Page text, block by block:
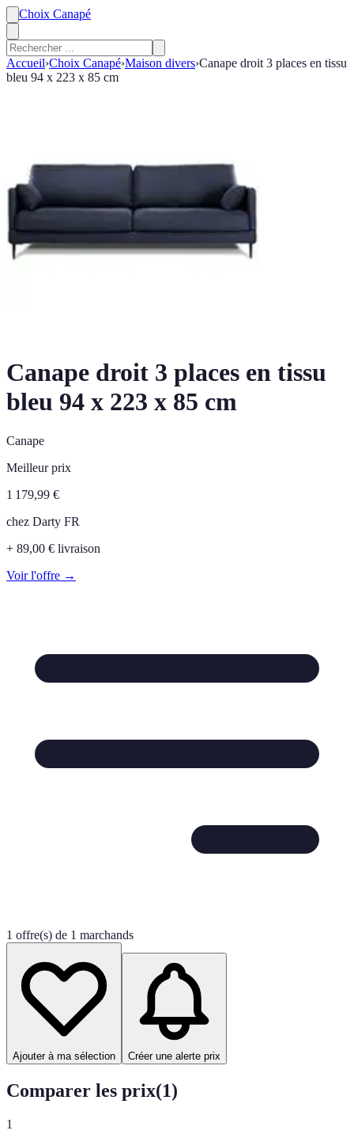
Choix Canapé
Accueil›Choix Canapé›Maison divers›Canape droit 3 places en tissu
bleu 94 x 223 x 85 cm
Canape droit 3 places en tissu
bleu 94 x 223 x 85 cm
Canape
Meilleur prix
1 179,99 €
chez Darty FR
+ 89,00 € livraison
Voir l'offre →
1 offre(s) de 1 marchands
Ajouter à ma sélection Créer une alerte prix
Comparer les prix(1)
1